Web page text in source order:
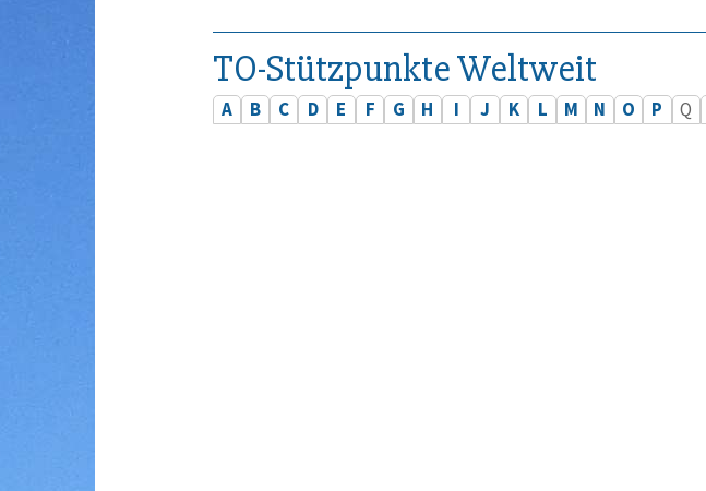
TO-Stützpunkte Weltweit
A B C D E F G H I J K L M N O P Q